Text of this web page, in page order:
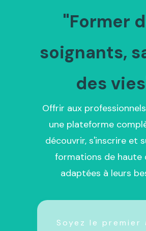
"Former
soignants,
des
Offrir aux
une plateforme
découvrir, s'inscrire et
formations de haute
adaptées à leurs
Soyez le premier